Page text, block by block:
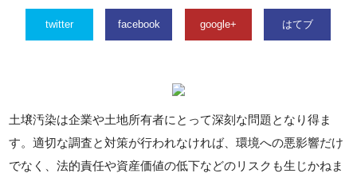
twitter facebook google+ はてブ
土壌汚染は企業や土地所有者にとって深刻な問題となり得ま
す。適切な調査と対策が行われなければ、環境への悪影響だけ
でなく、法的責任や資産価値の低下などのリスクも生じかねま